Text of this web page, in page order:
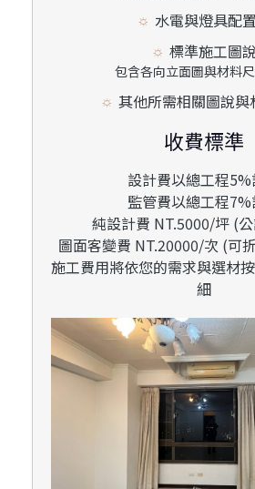
水電與燈具配
標準施工圖說
包含各向立面圖與材料
其他所需相關圖說與
收費標準
設計費以總工程5%
監管費以總工程7%
純設計費 NT.5000/坪 (
圖面客變費 NT.20000/次 (可
施工費用將依您的需求與選材
細